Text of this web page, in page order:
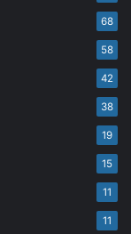
68
58
42
38
19
15
11
11